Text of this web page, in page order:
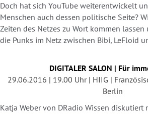
Doch hat sich YouTube weiterentwickelt
Menschen auch dessen politische Seite?
Zeiten des Netzes zu Wort kommen
die Punks im Netz zwischen Bibi, LeFloid
DIGITALER SALON | Für
29.06.2016 | 19.00 Uhr | HIIG |
Berlin
Katja Weber von DRadio Wissen diskutiert